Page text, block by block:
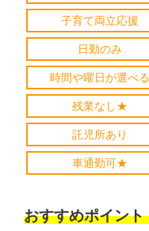
子育て両立応援
日勤のみ
時間や曜日が選べる
残業なし★
託児所あり
車通勤可★
おすすめポイント